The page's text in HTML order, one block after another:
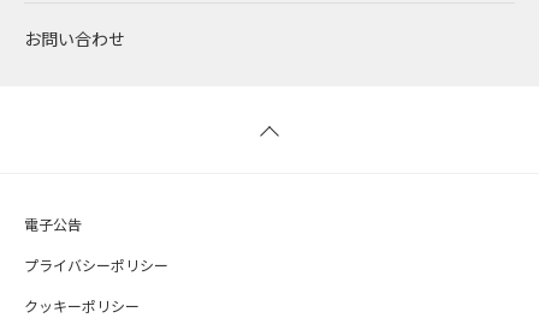
風力発電
太陽光発電の取り組み
沿革
ESGデータ
新卒採用
財務ハイライト
IRカレンダー
お問い合わせ
電子公告
プライバシーポリシー
クッキーポリシー